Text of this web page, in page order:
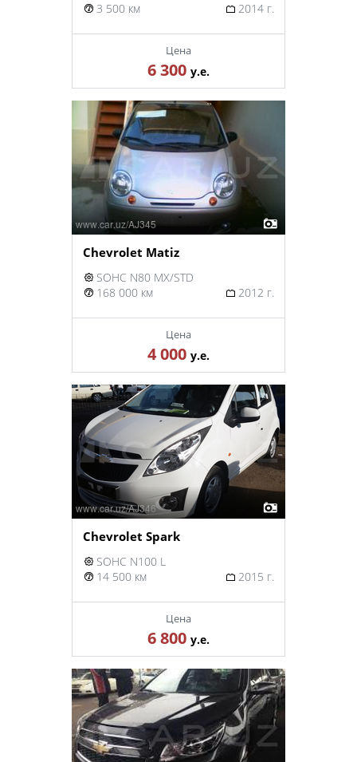
3 500 км 2014 г.
Цена
6 300 у.е.
Chevrolet Matiz
SOHC N80 MX/STD
168 000 км
2012 г.
Цена
4 000 у.е.
Chevrolet Spark
SOHC N100 L
14 500 км
2015 г.
Цена
6 800 у.е.